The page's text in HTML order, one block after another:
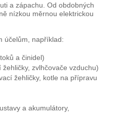
a zápachu. Od obdobných
nízkou měrnou elektrickou
účelům, například:
a činidel)
zvlhčovače vzduchu)
žehličky, kotle na přípravu
a akumulátory,